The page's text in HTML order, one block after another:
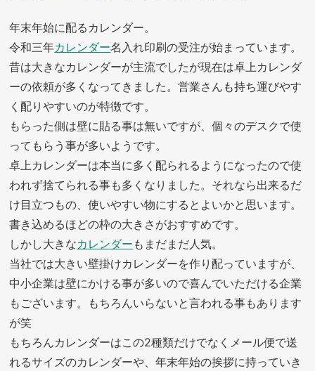
年末年始に配るカレンダー。
令和三年カレンダー名入れ印刷の受注が始まっています。
昔は大きなカレンダーが主流でしたが現在は卓上カレンダ
ーの依頼が多くなってきました。営業さんも持ち運びやす
く配りやすいのが特徴です。
もらった側は壁に貼る事は無いですが、個々のデスクで使
ってもらう事が多いようです。
卓上カレンダーは本当に多く配られるようになったので使
われず捨てられる事も多くなりました。それなら出来るだ
け目立つもの、使いやすい物にするとよいかと思います。
書き込めるほどの枠の大きさがおすすめです。
しかし大きなカレンダー もまだまだ人気。
当社では大きい壁掛けカレンダーを作り配っていますが、
中小企業は壁にかける事が多いので喜んでいただける企業
もございます。もちろんいらないと言われる事もあります
が笑
もちろんカレンダーはこの2種類だけでなくメール便で送
れるサイズのカレンダーや、年末年始の挨拶に持っていき